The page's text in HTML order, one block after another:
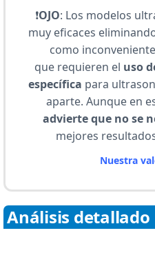
❗OJO: Los modelos
muy eficaces
como
que requieren el uso
específica para
aparte. Aunque en
advierte que no se
mejores
Nuestra
Análisis detallado